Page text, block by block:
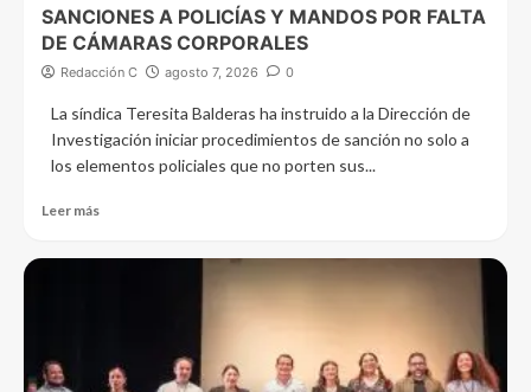
SANCIONES A POLICÍAS Y MANDOS POR FALTA
DE CÁMARAS CORPORALES
Redacción C agosto 7, 2026 0
La síndica Teresita Balderas ha instruido a la Dirección de
Investigación iniciar procedimientos de sanción no solo a
los elementos policiales que no porten sus...
Leer más